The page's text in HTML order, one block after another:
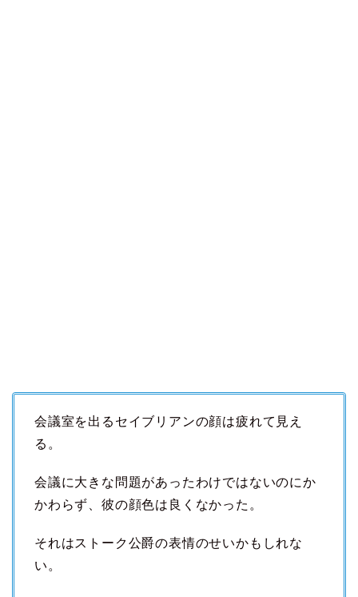
会議室を出るセイブリアンの顔は疲れて見え
る。
会議に大きな問題があったわけではないのにか
かわらず、彼の顔色は良くなかった。
それはストーク公爵の表情のせいかもしれな
い。